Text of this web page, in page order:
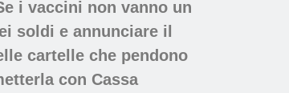
i vaccini non vanno un
soldi e annunciare il
cartelle che pendono
con Cassa